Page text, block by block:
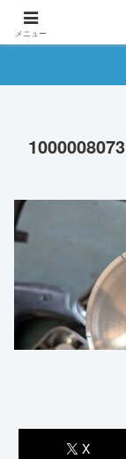
1000008073
X
メニュー